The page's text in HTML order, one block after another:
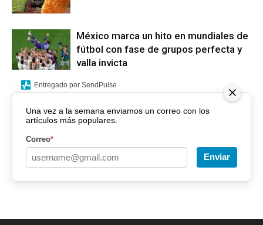
México marca un hito en mundiales de
fútbol con fase de grupos perfecta y
valla invicta
Una vez a la semana enviamos un correo con los
artículos más populares.
Correo*
Enviar
Entregado por SendPulse